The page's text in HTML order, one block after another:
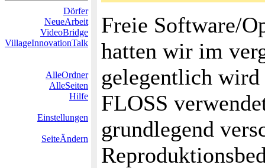
Dörfer
NeueArbeit
VideoBridge
VillageInnovationTalk
AlleOrdner
AlleSeiten
Hilfe
Einstellungen
SeiteÄndern
Freie Software/
hatten wir im
gelegentlich
FLOSS
grundlegend